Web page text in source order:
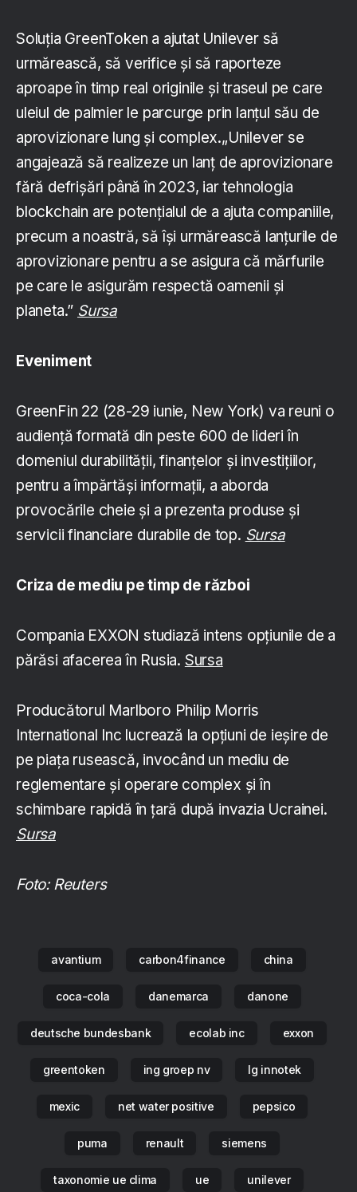
Soluția GreenToken a ajutat Unilever să
urmărească, să verifice și să raporteze
aproape în timp real originile și traseul pe care
uleiul de palmier le parcurge prin lanțul său de
aprovizionare lung și complex.„Unilever se
angajează să realizeze un lanț de aprovizionare
fără defrișări până în 2023, iar tehnologia
blockchain are potențialul de a ajuta companiile,
precum a noastră, să își urmărească lanțurile de
aprovizionare pentru a se asigura că mărfurile
pe care le asigurăm respectă oamenii și
planeta.” Sursa
Eveniment
GreenFin 22 (28-29 iunie, New York) va reuni o
audiență formată din peste 600 de lideri în
domeniul durabilității, finanțelor și investițiilor,
pentru a împărtăși informații, a aborda
provocările cheie și a prezenta produse și
servicii financiare durabile de top. Sursa
Criza de mediu pe timp de război
Compania EXXON studiază intens opțiunile de a
părăsi afacerea în Rusia. Sursa
Producătorul Marlboro Philip Morris
International Inc lucrează la opțiuni de ieșire de
pe piața rusească, invocând un mediu de
reglementare și operare complex și în
schimbare rapidă în țară după invazia Ucrainei.
Sursa
Foto: Reuters
avantium carbon4finance china
coca-cola danemarca danone
deutsche bundesbank ecolab inc exxon
greentoken ing groep nv lg innotek
mexic net water positive pepsico
puma renault siemens
taxonomie ue clima ue unilever